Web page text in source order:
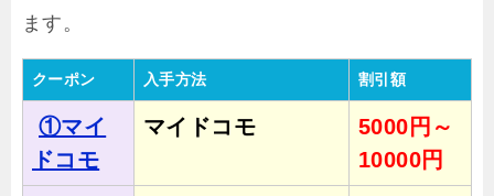
ます。
クーポン 入手方法 割引額
①マイ
ドコモ
マイドコモ
5000円～
10000円